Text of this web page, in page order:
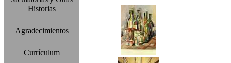
Historias
Agradecimientos
Currículum